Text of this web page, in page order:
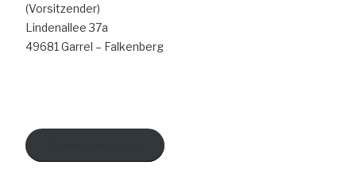
(Vorsitzender)
Lindenallee 37a
49681 Garrel – Falkenberg